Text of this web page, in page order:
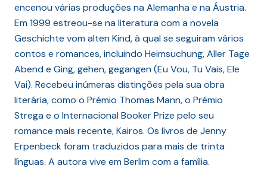
encenou várias produções na Alemanha e na Áustria.
Em 1999 estreou-se na literatura com a novela
Geschichte vom alten Kind, à qual se seguiram vários
contos e romances, incluindo Heimsuchung, Aller Tage
Abend e Ging, gehen, gegangen (Eu Vou, Tu Vais, Ele
Vai). Recebeu inúmeras distinções pela sua obra
literária, como o Prémio Thomas Mann, o Prémio
Strega e o Internacional Booker Prize pelo seu
romance mais recente, Kairos. Os livros de Jenny
Erpenbeck foram traduzidos para mais de trinta
línguas. A autora vive em Berlim com a família.